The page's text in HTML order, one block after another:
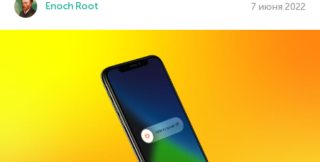
Enoch Root 7 июня 2022